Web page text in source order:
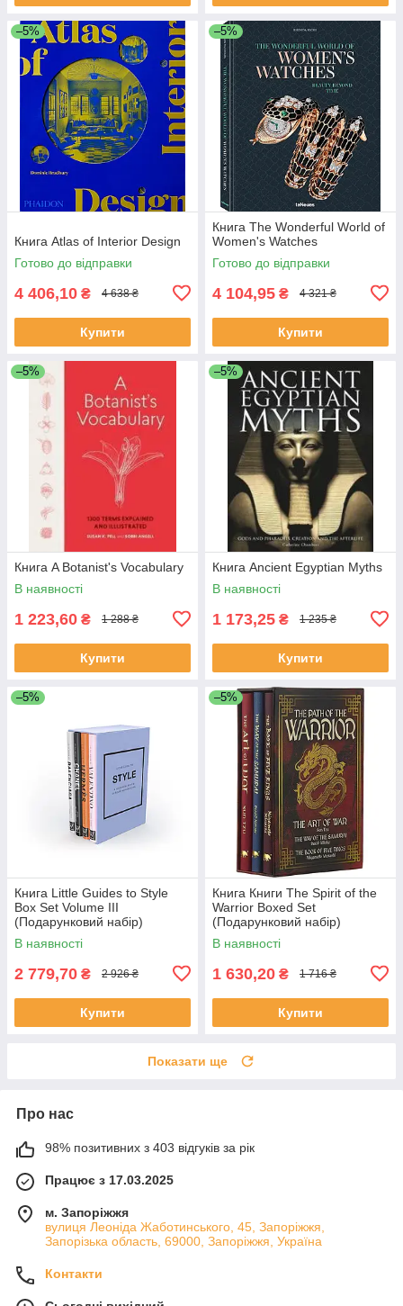
–5%
Книга Atlas of Interior Design
Готово до відправки
4 406,10 ₴ 4 638 ₴
Купити
–5%
Книга The Wonderful World of
Women's Watches
Готово до відправки
4 104,95 ₴ 4 321 ₴
Купити
–5%
Книга A Botanist's Vocabulary
В наявності
1 223,60 ₴ 1 288 ₴
Купити
–5%
Книга Ancient Egyptian Myths
В наявності
1 173,25 ₴ 1 235 ₴
Купити
–5%
Книга Little Guides to Style
Box Set Volume III
(Подарунковий набір)
В наявності
2 779,70 ₴ 2 926 ₴
Купити
–5%
Книга Книги The Spirit of the
Warrior Boxed Set
(Подарунковий набір)
В наявності
1 630,20 ₴ 1 716 ₴
Купити
Показати ще
Про нас
98% позитивних з 403 відгуків за рік
Працює з 17.03.2025
м. Запоріжжя
вулиця Леоніда Жаботинського, 45, Запоріжжя,
Запорізька область, 69000, Запоріжжя, Україна
Контакти